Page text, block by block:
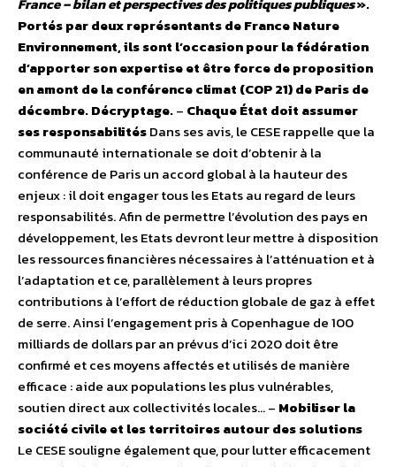
Portés par deux représentants de France Nature
Environnement, ils sont l’occasion pour la fédération
d’apporter son expertise et être force de proposition
en amont de la conférence climat (COP 21) de Paris de
décembre. Décryptage.– Chaque État doit assumer
ses responsabilitésDans ses avis, le CESE rappelle que la
communauté internationale se doit d’obtenir à la
conférence de Paris un accord global à la hauteur des
enjeux : il doit engager tous les Etats au regard de leurs
responsabilités. Afin de permettre l’évolution des pays en
développement, les Etats devront leur mettre à disposition
les ressources financières nécessaires à l’atténuation et à
l’adaptation et ce, parallèlement à leurs propres
contributions à l’effort de réduction globale de gaz à effet
de serre. Ainsi l’engagement pris à Copenhague de 100
milliards de dollars par an prévus d’ici 2020 doit être
confirmé et ces moyens affectés et utilisés de manière
efficace : aide aux populations les plus vulnérables,
soutien direct aux collectivités locales… – Mobiliser la
société civile et les territoires autour des solutions
Le CESE souligne également que, pour lutter efficacement